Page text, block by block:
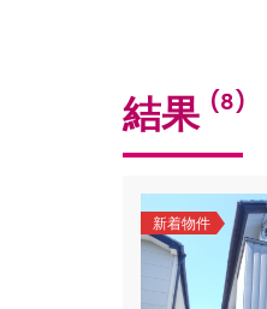
結果 (8)
新着物件